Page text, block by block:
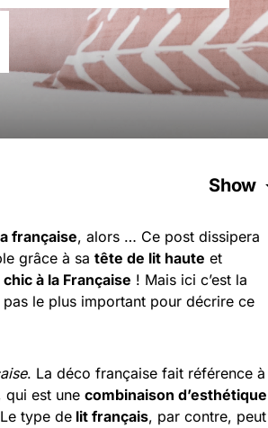
Show
française, alors … Ce post dissipera
grâce à sa tête de lit haute et
chic à la Française ! Mais ici c’est la
le plus important pour décrire ce
. La déco française fait référence à
qui est une combinaison d’esthétique
type de lit français, par contre, peut